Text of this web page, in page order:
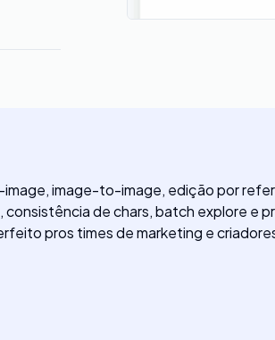
image-to-image, edição por
de chars, batch explore e
pros times de marketing e